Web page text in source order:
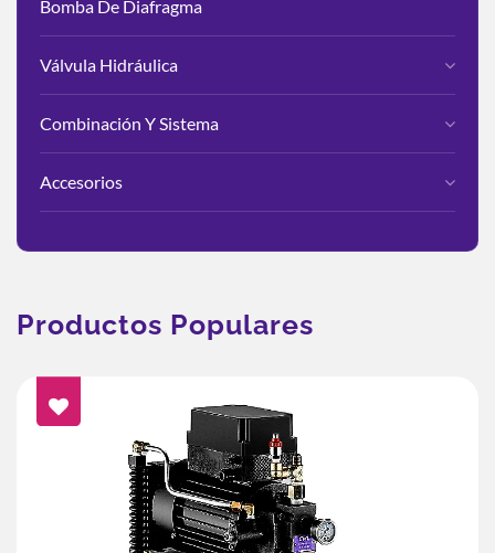
Bomba De Diafragma
Válvula Hidráulica
Combinación Y Sistema
Accesorios
Productos Populares